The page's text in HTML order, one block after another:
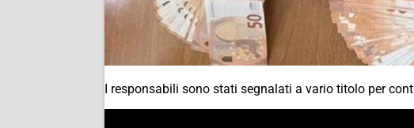
I responsabili sono stati segnalati a vario titolo per